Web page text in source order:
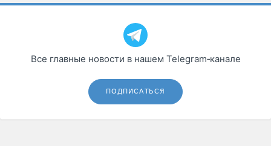
Все главные новости в нашем Telegram‑канале
ПОДПИСАТЬСЯ